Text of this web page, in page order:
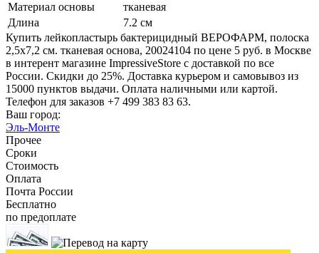
Материал основы
тканевая
Длина
7.2 см
Купить лейкопластырь бактерицидный ВЕРОФАРМ, полоска
2,5х7,2 см. тканевая основа, 20024104 по цене 5 руб. в Москве
в интерент магазине ImpressiveStore с доставкой по все
России. Скидки до 25%. Доставка курьером и самовывоз из
15000 пунктов выдачи. Оплата наличными или картой.
Телефон для заказов +7 499 383 83 63.
Ваш город:
Эль-Монте
Прочее
Сроки
Стоимость
Оплата
Почта России
Бесплатно
по предоплате